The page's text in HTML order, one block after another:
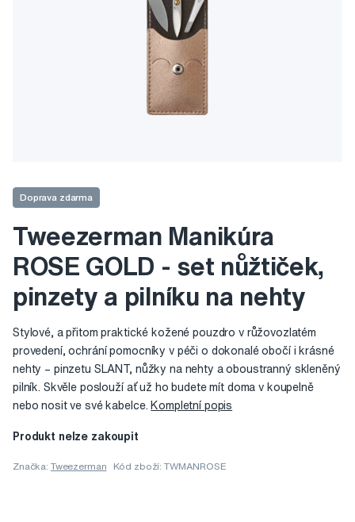
Doprava zdarma
Tweezerman Manikúra
ROSE GOLD - set nůžtiček,
pinzety a pilníku na nehty
Stylové, a přitom praktické kožené pouzdro v růžovozlatém
provedení, ochrání pomocníky v péči o dokonalé obočí i krásné
nehty – pinzetu SLANT, nůžky na nehty a oboustranný skleněný
pilník. Skvěle poslouží ať už ho budete mít doma v koupelně
nebo nosit ve své kabelce. Kompletní popis
Produkt nelze zakoupit
Značka: Tweezerman Kód zboží: TWMANROSE